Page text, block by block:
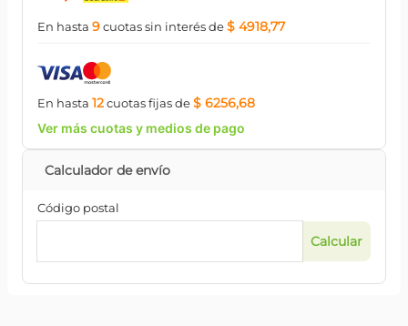
En hasta 9cuotassin interésde$ 4918,77
En hasta 12cuotasfijasde$ 6256,68
Ver más cuotas y medios de pago
Código postal